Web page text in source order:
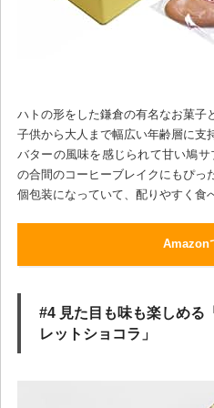
ハトの形をした鎌倉の有名なお菓子
子供から大人まで幅広い年齢層に支
バターの風味を感じられて甘い鳩
の合間のコーヒーブレイクにもぴっ
個包装になっていて、配りやすく食
Amazon
#4 見た目も味も楽しめ
レットショコラ」